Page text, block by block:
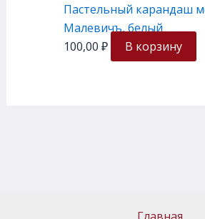
Пастельный карандаш
Малевичъ, белый
100,00 ₽ В корзину